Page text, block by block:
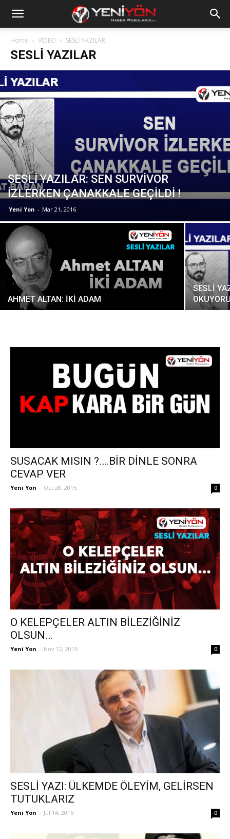
Home VİDEO SESLİ YAZILAR
SESLİ YAZILAR
SESLİ YAZILAR: SEN SURVİVOR
İZLERKEN ÇANAKKALE GEÇİLDİ !
Yeni Yon - Mar 21, 2016
AHMET ALTAN: İKİ ADAM
SESLİ
SUSACAK MISIN ?….BİR DİNLE SONRA
CEVAP VER
Yeni Yon - Oct 28, 2015 0
O KELEPÇELER ALTIN BİLEZİĞİNİZ
OLSUN…
Yeni Yon - Nov 12, 2015 0
SESLİ YAZI: ÜLKEMDE ÖLEYİM, GELİRSEN
TUTUKLARIZ
Yeni Yon - Jul 14, 2016 0